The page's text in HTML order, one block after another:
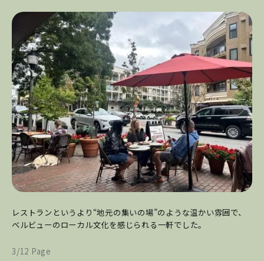
レストランというより“地元の集いの場”のような温かい雰囲で、
ベルビューのローカル文化を感じられる一軒でした。
3/12 Page